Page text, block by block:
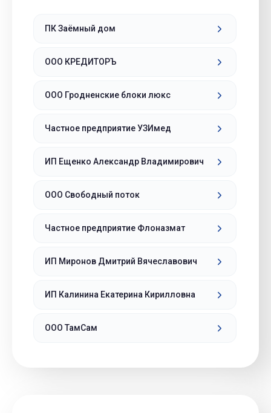
ПК Заёмный дом
ООО КРЕДИТОРЪ
ООО Гродненские блоки люкс
Частное предприятие УЗИмед
ИП Ещенко Александр Владимирович
ООО Свободный поток
Частное предприятие Флоназмат
ИП Миронов Дмитрий Вячеславович
ИП Калинина Екатерина Кирилловна
ООО ТамСам